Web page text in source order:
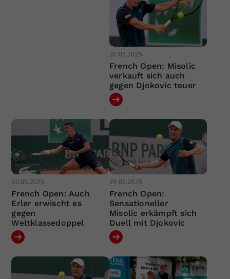
31.05.2025
French Open: Misolic
verkauft sich auch
gegen Djokovic teuer
30.05.2025
French Open: Auch
Erler erwischt es
gegen
Weltklassedoppel
29.05.2025
French Open:
Sensationeller
Misolic erkämpft sich
Duell mit Djokovic